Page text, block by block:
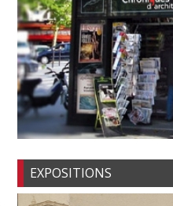
EXPOSITIONS